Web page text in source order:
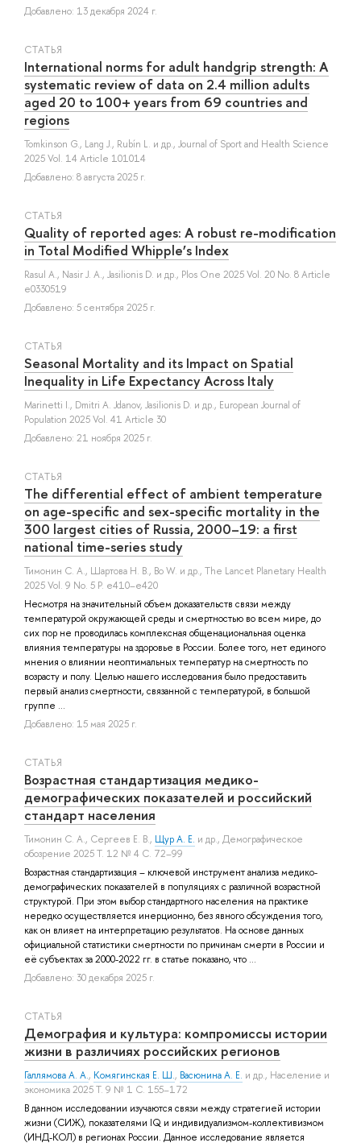
Добавлено: 13 декабря 2024 г.
СТАТЬЯ
International norms for adult handgrip strength: A
systematic review of data on 2.4 million adults
aged 20 to 100+ years from 69 countries and
regions
Tomkinson G., Lang J., Rubín L. и др., Journal of Sport and Health Science
2025 Vol. 14 Article 101014
Добавлено: 8 августа 2025 г.
СТАТЬЯ
Quality of reported ages: A robust re-modification
in Total Modified Whipple’s Index
Rasul A., Nasir J. A., Jasilionis D. и др., Plos One 2025 Vol. 20 No. 8 Article
e0330519
Добавлено: 5 сентября 2025 г.
СТАТЬЯ
Seasonal Mortality and its Impact on Spatial
Inequality in Life Expectancy Across Italy
Marinetti I., Dmitri A. Jdanov, Jasilionis D. и др., European Journal of
Population 2025 Vol. 41 Article 30
Добавлено: 21 ноября 2025 г.
СТАТЬЯ
The differential effect of ambient temperature
on age-specific and sex-specific mortality in the
300 largest cities of Russia, 2000–19: a first
national time-series study
Тимонин С. А., Шартова Н. В., Bo W. и др., The Lancet Planetary Health
2025 Vol. 9 No. 5 P. e410–e420
Несмотря на значительный объем доказательств связи между
температурой окружающей среды и смертностью во всем мире, до
сих пор не проводилась комплексная общенациональная оценка
влияния температуры на здоровье в России. Более того, нет единого
мнения о влиянии неоптимальных температур на смертность по
возрасту и полу. Целью нашего исследования было предоставить
первый анализ смертности, связанной с температурой, в большой
группе ...
Добавлено: 15 мая 2025 г.
СТАТЬЯ
Возрастная стандартизация медико-
демографических показателей и российский
стандарт населения
Тимонин С. А., Сергеев Е. В., Щур А. Е. и др., Демографическое
обозрение 2025 Т. 12 № 4 С. 72–99
Возрастная стандартизация – ключевой инструмент анализа медико-
демографических показателей в популяциях с различной возрастной
структурой. При этом выбор стандартного населения на практике
нередко осуществляется инерционно, без явного обсуждения того,
как он влияет на интерпретацию результатов. На основе данных
официальной статистики смертности по причинам смерти в России и
её субъектах за 2000-2022 гг. в статье показано, что ...
Добавлено: 30 декабря 2025 г.
СТАТЬЯ
Демография и культура: компромиссы истории
жизни в различиях российских регионов
Галлямова А. А., Комягинская Е. Ш., Васюнина А. Е. и др., Население и
экономика 2025 Т. 9 № 1 С. 155–172
В данном исследовании изучаются связи между стратегией истории
жизни (СИЖ), показателями IQ и индивидуализмом-коллективизмом
(ИНД-КОЛ) в регионах России. Данное исследование является